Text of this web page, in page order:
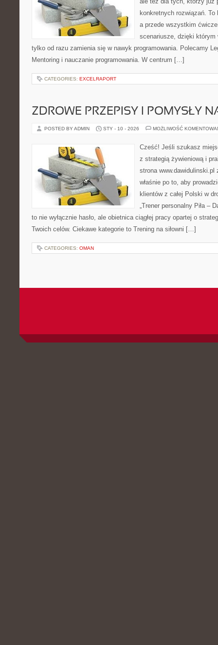
konkretnych rozwiązań. To
a przede wszystkim
scenariusze, dzięki którym
tylko od razu zamienia się w nawyk programowania. Polecamy
Mentoring i nauczanie programowania. W centrum […]
CATEGORIES: EXCELRAPORT
ZDROWE PRZEPISY I POMYSŁY
POSTED BY ADMIN STY - 10 - 2026 MOŻLIWOŚĆ
Cześć! Jeśli szukasz
z strategią żywieniową i
strona www.dawidulinski.pl
właśnie po to, aby
klientów z całej Polski w
„Trener personalny Piła –
to nie wyłącznie hasło, ale obietnica ciągłej pracy opartej o
Twoich celów. Ciekawe kategorie to Trening na siłowni […]
CATEGORIES: OMAN